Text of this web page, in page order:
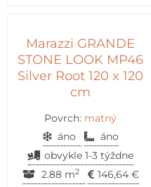
Marazzi GRANDE
STONE LOOK MP46
Silver Root 120 x 120
cm
Povrch: matný
áno
áno
obvykle 1-3 týždne
2.88 m2 146,64 €